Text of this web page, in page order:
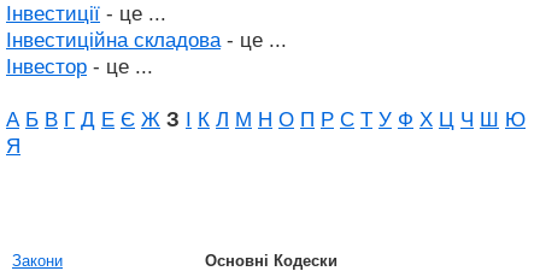
Інвестиції - це ...
Інвестиційна складова- це ...
Інвестор - це ...
А Б В Г Д Е Є Ж З І К Л М Н О П Р С Т У Ф Х Ц Ч Ш Ю
Я
Закони
Основні Кодески